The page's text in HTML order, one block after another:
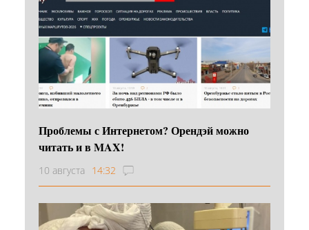
Проблемы с Интернетом? Орендэй можно
читать и в MAX!
10 августа 14:32